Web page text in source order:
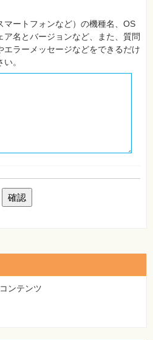
マートフォンなど）の機種名、OS
名とバージョンなど、また、質問
エラーメッセージなどをできるだけ
。
ンテンツ